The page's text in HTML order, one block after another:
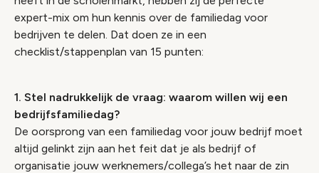
expert-mix om hun kennis over de familiedag voor
bedrijven te delen. Dat doen ze in een
checklist/stappenplan van 15 punten:
1. Stel nadrukkelijk de vraag: waarom willen wij een
bedrijfsfamiliedag?
De oorsprong van een familiedag voor jouw bedrijf moet
altijd gelinkt zijn aan het feit dat je als bedrijf of
organisatie jouw werknemers/collega’s het naar de zin